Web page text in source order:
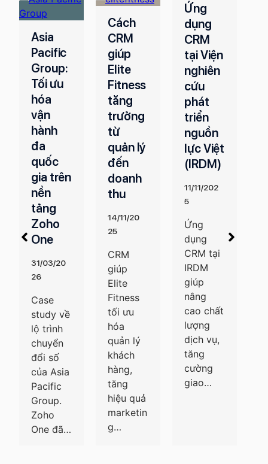
Cách
CRM
giúp
Elite
Fitness
tăng
trưởng
từ
quản lý
đến
doanh
thu
14/11/20
25
giúp
Elite
Fitness
tối ưu
hóa
quản lý
khách
hàng,
tăng
hiệu quả
marketin
g…
Ứng
dụng
CRM
tại Viện
nghiên
cứu
phát
triển
nguồn
lực Việt
(IRDM)
11/11/202
5
Ứng
CRM tại
IRDM
giúp
nâng
cao chất
lượng
dịch vụ,
tăng
cường
giao…
MyStor
age:
Tối ưu
Pipelin
e bán
hàng
với
Zoho
CRM
07/03/2
025
Với các
tính
năng tối
ưu kết
hợp
cùng
Zoho
Desk,
Zoho